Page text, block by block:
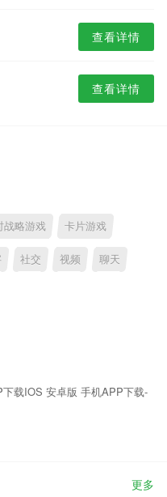
查看详情
查看详情
战略游戏 卡片游戏
社交 视频 聊天
载IOS 安卓版 手机APP下载-
更多